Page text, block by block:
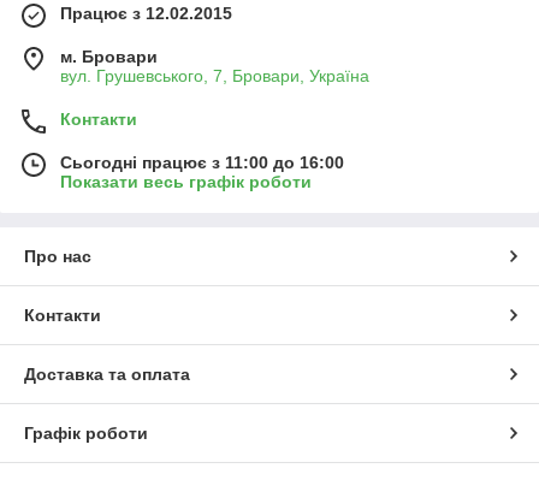
Працює з 12.02.2015
м. Бровари
вул. Грушевського, 7, Бровари, Україна
Контакти
Сьогодні працює з 11:00 до 16:00
Показати весь графік роботи
Про нас
Контакти
Доставка та оплата
Графік роботи